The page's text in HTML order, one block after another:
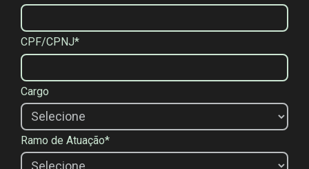
CPF/CPNJ*
Cargo
Ramo de Atuação*